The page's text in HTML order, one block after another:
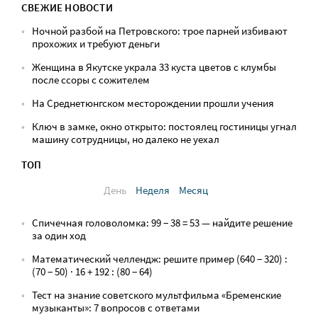
СВЕЖИЕ НОВОСТИ
Ночной разбой на Петровского: трое парней избивают
прохожих и требуют деньги
Женщина в Якутске украла 33 куста цветов с клумбы
после ссоры с сожителем
На Среднетюнгском месторождении прошли учения
Ключ в замке, окно открыто: постоялец гостиницы угнал
машину сотрудницы, но далеко не уехал
ТОП
День
Неделя Месяц
Спичечная головоломка: 99 − 38 = 53 — найдите решение
за один ход
Математический челлендж: решите пример (640 − 320) :
(70 − 50) · 16 + 192 : (80 − 64)
Тест на знание советского мультфильма «Бременские
музыканты»: 7 вопросов с ответами